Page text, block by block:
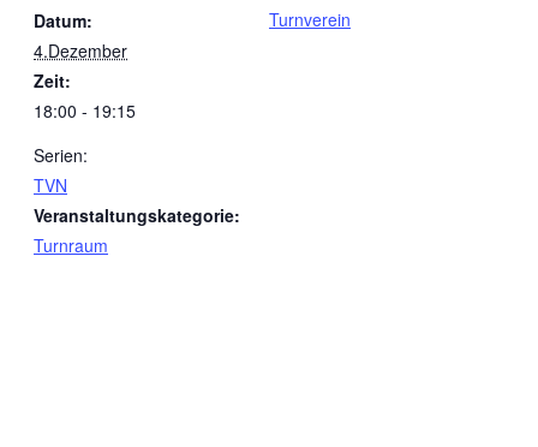
Datum:
4.Dezember
Zeit:
18:00 - 19:15
Serien:
TVN
Veranstaltungskategorie:
Turnraum
Turnverein